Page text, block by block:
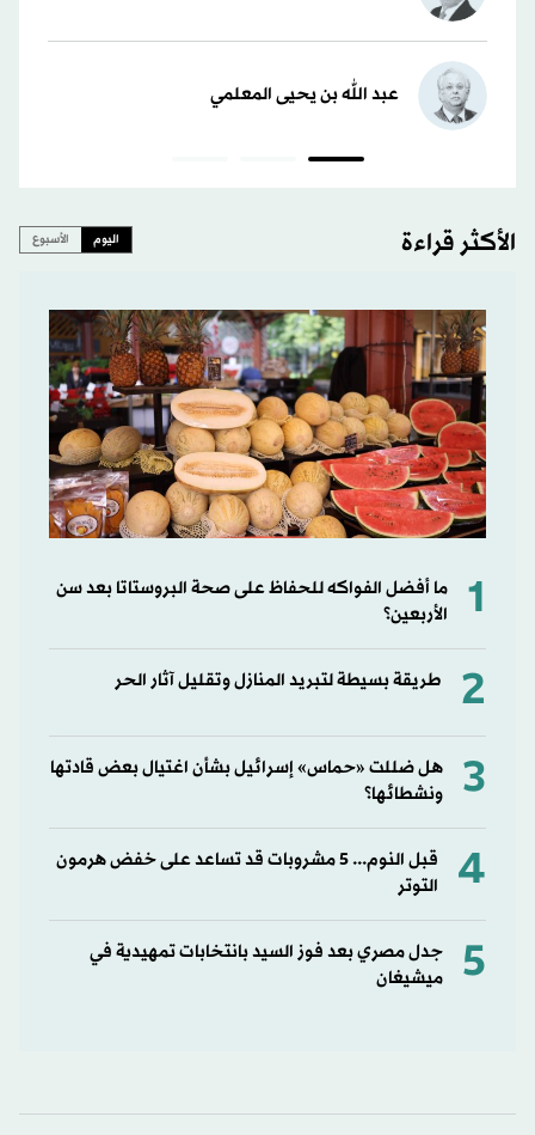
عبد الله بن يحيى المعلمي
الأكثر قراءة اليوم الأسبوع
1
ما أفضل الفواكه للحفاظ على صحة البروستاتا بعد سن
الأربعين؟
2 طريقة بسيطة لتبريد المنازل وتقليل آثار الحر
3
هل ضللت «حماس» إسرائيل بشأن اغتيال بعض قادتها
ونشطائها؟
4
قبل النوم... 5 مشروبات قد تساعد على خفض هرمون
التوتر
5
جدل مصري بعد فوز السيد بانتخابات تمهيدية في
ميشيغان